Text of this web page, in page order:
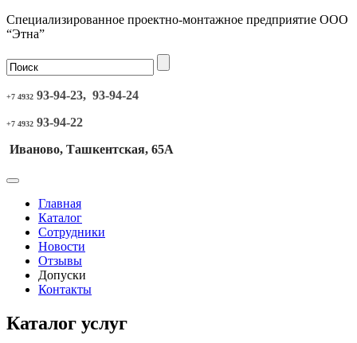
Специализированное проектно-монтажное предприятие ООО
“Этна”
+7 4932 93-94-23, 93-94-24
+7 4932 93-94-22
Иваново, Ташкентская, 65А
Главная
Каталог
Сотрудники
Новости
Отзывы
Допуски
Контакты
Каталог услуг